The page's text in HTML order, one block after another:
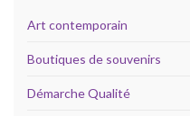
Art contemporain
Boutiques de souvenirs
Démarche Qualité